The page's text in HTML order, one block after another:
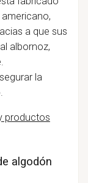
a que sus
albornoz,
la
productos
algodón